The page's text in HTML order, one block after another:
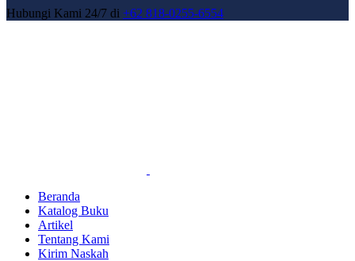
Hubungi Kami 24/7 di +62 818-0255-6554
Beranda
Katalog Buku
Artikel
Tentang Kami
Kirim Naskah